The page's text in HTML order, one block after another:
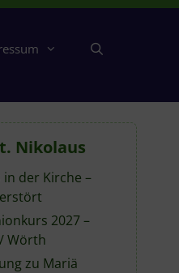
Nikolaus
der Kirche –
2027 –
Wörth
zu Mariä